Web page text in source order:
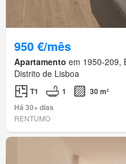
950 €/mês
Apartamento em 1950-209,
Distrito de Lisboa
T1 1
30 m²
Há 30+ dias
RENTUMO